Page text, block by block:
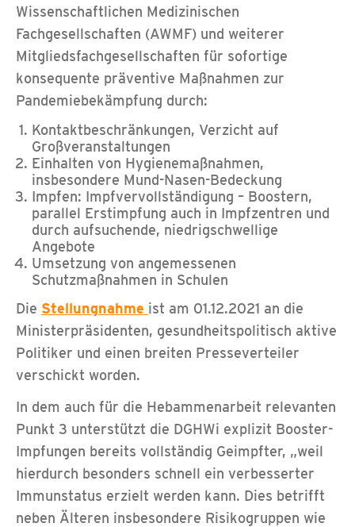
Wissenschaftlichen Medizinischen
Fachgesellschaften (AWMF) und weiterer
Mitgliedsfachgesellschaften für sofortige
konsequente präventive Maßnahmen zur
Pandemiebekämpfung durch:
Kontaktbeschränkungen, Verzicht auf
Großveranstaltungen
Einhalten von Hygienemaßnahmen,
insbesondere Mund-Nasen-Bedeckung
Impfen: Impfvervollständigung – Boostern,
parallel Erstimpfung auch in Impfzentren und
durch aufsuchende, niedrigschwellige
Angebote
Umsetzung von angemessenen
Schutzmaßnahmen in Schulen
Die Stellungnahme ist am 01.12.2021 an die
Ministerpräsidenten, gesundheitspolitisch aktive
Politiker und einen breiten Presseverteiler
verschickt worden.
In dem auch für die Hebammenarbeit relevanten
Punkt 3 unterstützt die DGHWi explizit Booster-
Impfungen bereits vollständig Geimpfter, „weil
hierdurch besonders schnell ein verbesserter
Immunstatus erzielt werden kann. Dies betrifft
neben Älteren insbesondere Risikogruppen wie